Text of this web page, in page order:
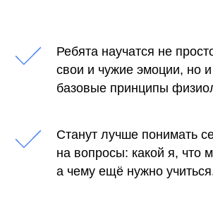
Ребята научатся не
свои и чужие эмоции, но
базовые принципы
Станут лучше понимать
на вопросы: какой я, что
а чему ещё нужно